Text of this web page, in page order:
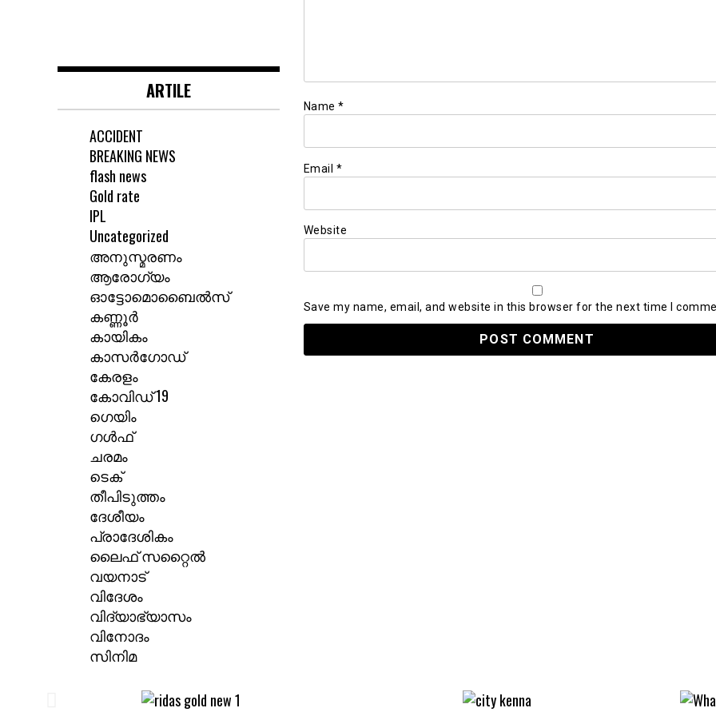
Name *
Email *
Website
Save my name, email, and website in this browser for the next time I
ARTILE
ACCIDENT
BREAKING NEWS
flash news
Gold rate
IPL
Uncategorized
അനുസ്മരണം
ആരോഗ്യം
ഓട്ടോമൊബൈൽസ്
കണ്ണൂർ
കായികം
കാസർഗോഡ്
കേരളം
കോവിഡ് 19
ഗെയിം
ഗൾഫ്
ചരമം
ടെക്
തീപിടുത്തം
ദേശീയം
പ്രാദേശികം
ലൈഫ് സറ്റൈൽ
വയനാട്
വിദേശം
വിദ്യാഭ്യാസം
വിനോദം
സിനിമ